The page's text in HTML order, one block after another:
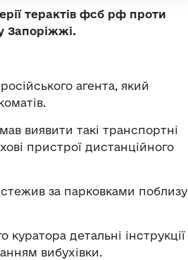
терактів фсб рф проти
Запоріжжі.
агента, який
виявити такі транспортні
пристрої дистанційного
за парковками поблизу
детальні інструкції
вибухівки.